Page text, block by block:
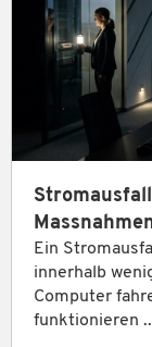
Ein
innerhalb
Computer
funktionieren